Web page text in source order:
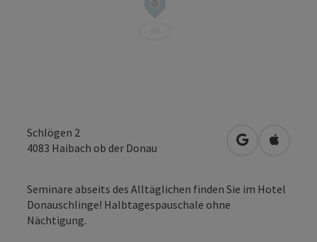
Schlögen 2
4083 Haibach ob der Donau in Google
in
Seminare abseits des Alltäglichen finden Sie im Hotel
Donauschlinge! Halbtagespauschale ohne
Nächtigung.